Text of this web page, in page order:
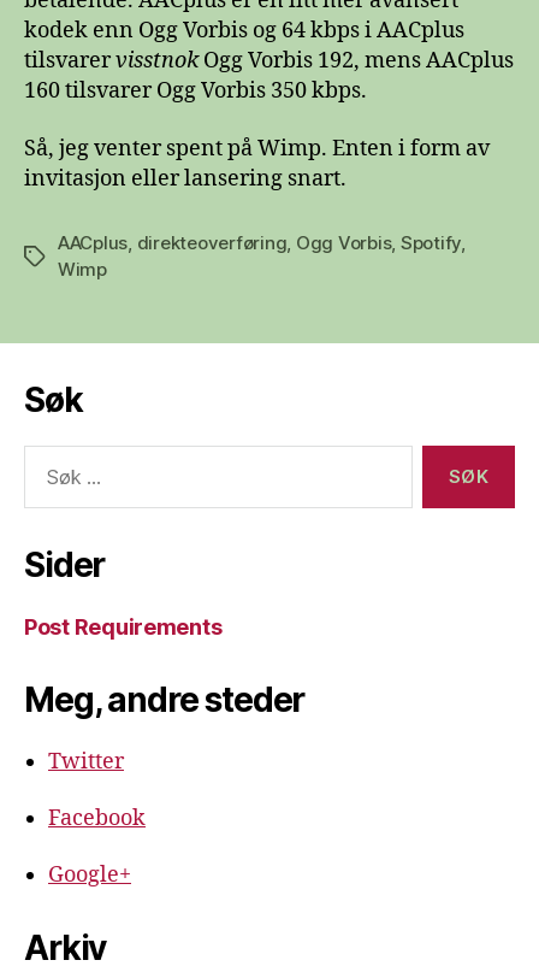
kodek enn Ogg Vorbis og 64 kbps i AACplus
tilsvarervisstnokOgg Vorbis 192, mens AACplus
160 tilsvarer Ogg Vorbis 350 kbps.
Så, jeg venter spent på Wimp. Enten i form av
invitasjon eller lansering snart.
Stikkord
AACplus, direkteoverføring, Ogg Vorbis, Spotify,
Wimp
Søk
etter:
Sider
Post Requirements
Meg, andre steder
Twitter
Facebook
Google+
Arkiv